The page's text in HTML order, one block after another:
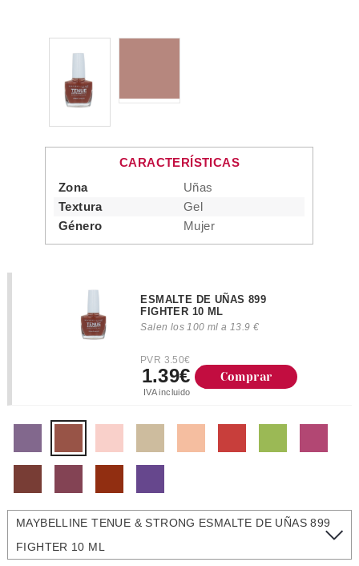
CARACTERÍSTICAS
Zona
Uñas
Textura
Gel
Género
Mujer
ESMALTE DE UÑAS 899
FIGHTER 10 ML
Salen los 100 ml a 13.9 €
PVR 3.50€
1.39€
IVA incluido
Comprar
MAYBELLINE TENUE & STRONG ESMALTE DE UÑAS 899
FIGHTER 10 ML